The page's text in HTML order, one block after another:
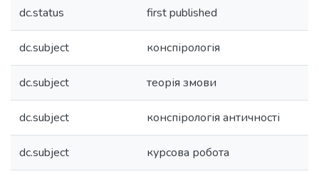
dc.status first published
dc.subject конспірологія
dc.subject теорія змови
dc.subject конспірологія античності
dc.subject курсова робота